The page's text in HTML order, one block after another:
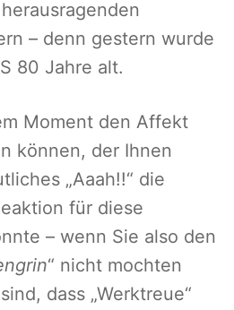
– denn gestern wurde
80 Jahre alt.
Moment den Affekt
können, der Ihnen
„Aaah!!“ die
für diese
– wenn Sie also den
“ nicht mochten
dass „Werktreue“